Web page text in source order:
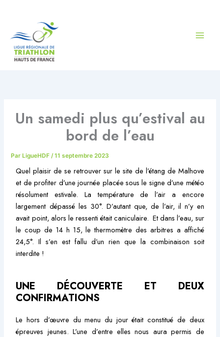
Un samedi plus qu’estival au
bord de l’eau
ParLigueHDF /11 septembre 2023
Quel plaisir de se retrouver sur le site de l’étang de Malhove
et de profiter d’une journée placée sous le signe d’une météo
résolument estivale. La température de l’air a encore
largement dépassé les 30°. D’autant que, de l’air, il n’y en
avait point, alors le ressenti était caniculaire. Et dans l’eau, sur
le coup de 14 h 15, le thermomètre des arbitres a affiché
24,5°. Il s’en est fallu d’un rien que la combinaison soit
interdite !
UNE DÉCOUVERTE ET DEUX
CONFIRMATIONS
Le hors d’œuvre du menu du jour était constitué de deux
épreuves jeunes. L’une d’entre elles nous aura permis de